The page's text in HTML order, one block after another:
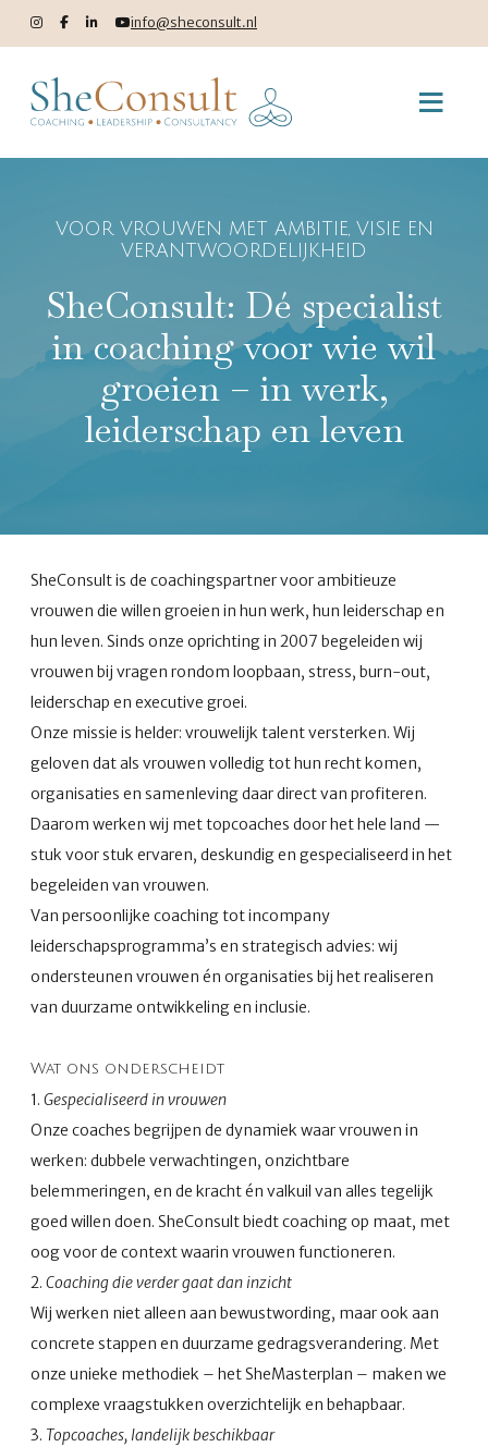
info@sheconsult.nl
VOOR VROUWEN MET AMBITIE, VISIE EN
VERANTWOORDELIJKHEID
SheConsult: Dé specialist
in coaching voor wie wil
groeien – in werk,
leiderschap en leven
SheConsult is de coachingspartner voor ambitieuze
vrouwen die willen groeien in hun werk, hun leiderschap en
hun leven. Sinds onze oprichting in 2007 begeleiden wij
vrouwen bij vragen rondom loopbaan, stress, burn-out,
leiderschap en executive groei.
Onze missie is helder: vrouwelijk talent versterken. Wij
geloven dat als vrouwen volledig tot hun recht komen,
organisaties en samenleving daar direct van profiteren.
Daarom werken wij met topcoaches door het hele land —
stuk voor stuk ervaren, deskundig en gespecialiseerd in het
begeleiden van vrouwen.
Van persoonlijke coaching tot incompany
leiderschapsprogramma’s en strategisch advies: wij
ondersteunen vrouwen én organisaties bij het realiseren
van duurzame ontwikkeling en inclusie.
Wat ons onderscheidt
1. Gespecialiseerd in vrouwen
Onze coaches begrijpen de dynamiek waar vrouwen in
werken: dubbele verwachtingen, onzichtbare
belemmeringen, en de kracht én valkuil van alles tegelijk
goed willen doen. SheConsult biedt coaching op maat, met
oog voor de context waarin vrouwen functioneren.
2. Coaching die verder gaat dan inzicht
Wij werken niet alleen aan bewustwording, maar ook aan
concrete stappen en duurzame gedragsverandering. Met
onze unieke methodiek – het SheMasterplan – maken we
complexe vraagstukken overzichtelijk en behapbaar.
3. Topcoaches, landelijk beschikbaar